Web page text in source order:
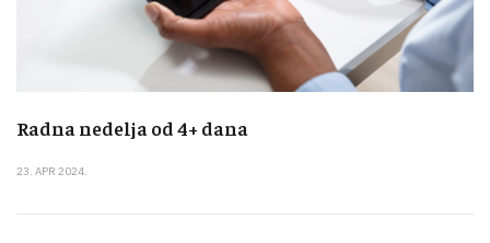
Radna nedelja od 4+ dana
23. APR 2024.